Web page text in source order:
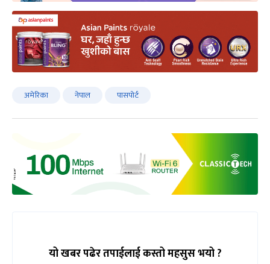
अमेरिका नेपाल पासपोर्ट
यो खबर पढेर तपाईलाई कस्तो महसुस भयो ?